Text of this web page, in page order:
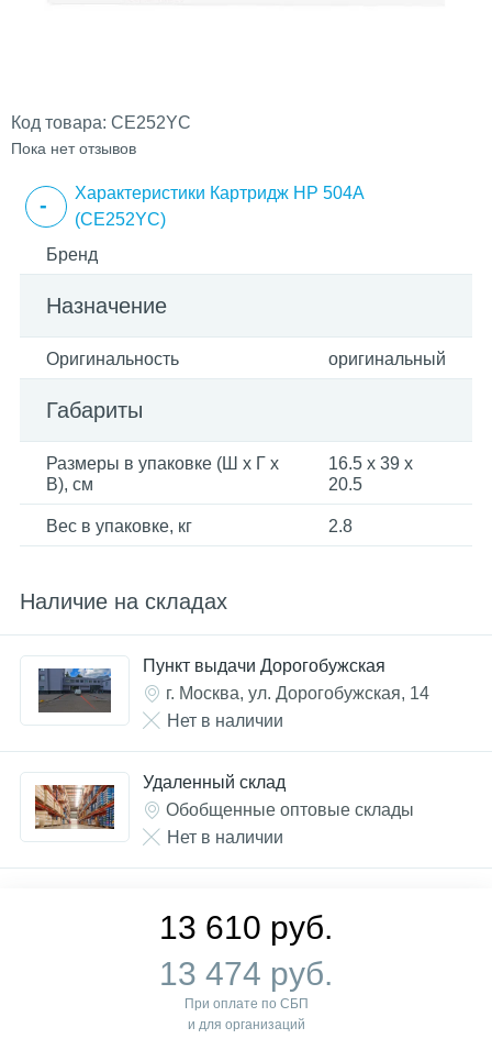
Код товара: CE252YC
Пока нет отзывов
Характеристики Картридж HP 504A
(CE252YC)
Бренд
Назначение
Оригинальность оригинальный
Габариты
Размеры в упаковке (Ш x Г x
В), см
16.5 x 39 x
20.5
Вес в упаковке, кг 2.8
Наличие на складах
Пункт выдачи Дорогобужская
г. Москва, ул. Дорогобужская, 14
Нет в наличии
Удаленный склад
Обобщенные оптовые склады
Нет в наличии
13 610 руб.
13 474 руб.
При оплате по СБП
и для организаций